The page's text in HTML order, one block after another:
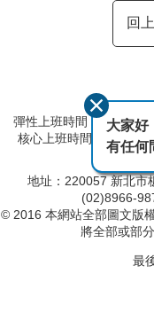
回
彈性上班時間：
核心上班時間：星期一
中
地址：220057 新北市
(02)8966-
© 2016 本網站全部圖文版
將全部或部
最
大家好
有任何